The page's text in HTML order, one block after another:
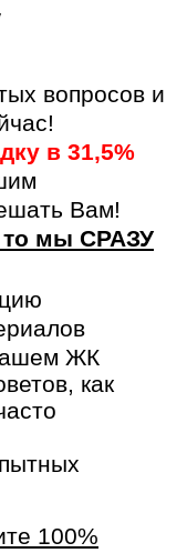
вопросов и
в 31,5%
Вам!
то мы СРАЗУ
ЖК
как
100%